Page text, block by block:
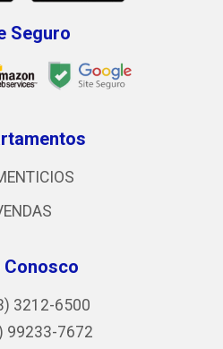
Seguro
Conosco
3212-6500
99233-7672